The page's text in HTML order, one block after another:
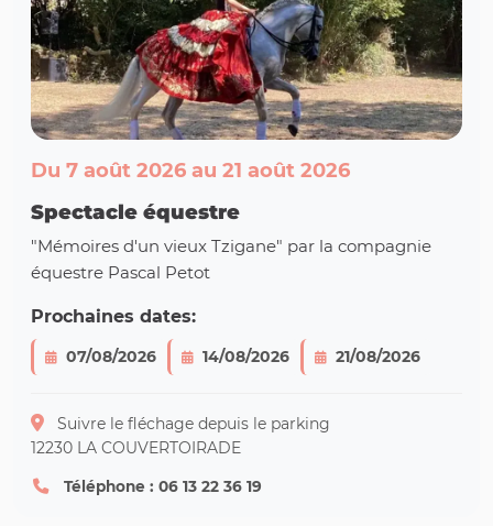
Du 7 août 2026 au 21 août 2026
Spectacle équestre
"Mémoires d'un vieux Tzigane" par la compagnie
équestre Pascal Petot
Prochaines dates:
07/08/2026 14/08/2026 21/08/2026
Suivre le fléchage depuis le parking
12230 LA COUVERTOIRADE
Téléphone : 06 13 22 36 19